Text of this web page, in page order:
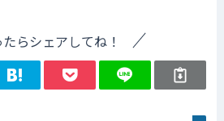
らシェアしてね！